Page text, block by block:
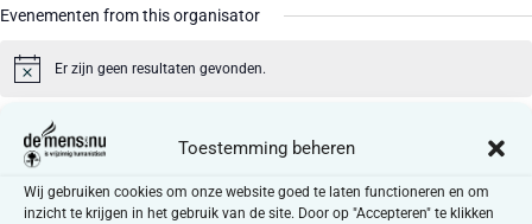
Toestemming beheren
Wij gebruiken cookies om onze website goed te laten functioneren en om
inzicht te krijgen in het gebruik van de site. Door op "Accepteren" te klikken
Evenementen from this organisator
BerichtEr zijn geen resultaten gevonden.
Aankomende
Selecteer
een
datum.VorigeEvenementen Vandaag Volgende